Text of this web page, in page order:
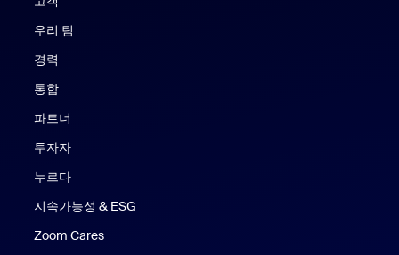
우리 팀
경력
통합
파트너
투자자
누르다
지속가능성 & ESG
Zoom Cares